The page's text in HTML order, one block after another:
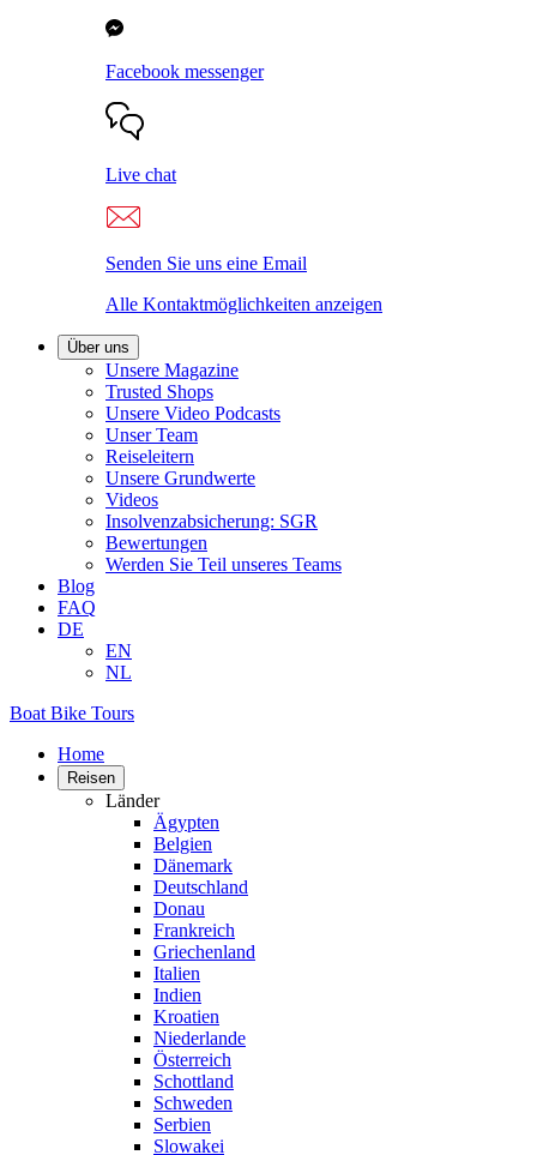
Facebook messenger
Live chat
Senden Sie uns eine Email
Alle Kontaktmöglichkeiten anzeigen
Über uns
Unsere Magazine
Trusted Shops
Unsere Video Podcasts
Unser Team
Reiseleitern
Unsere Grundwerte
Videos
Insolvenzabsicherung: SGR
Bewertungen
Werden Sie Teil unseres Teams
Blog
FAQ
DE
EN
NL
Boat Bike Tours
Home
Reisen
Länder
Ägypten
Belgien
Dänemark
Deutschland
Donau
Frankreich
Griechenland
Italien
Indien
Kroatien
Niederlande
Österreich
Schottland
Schweden
Serbien
Slowakei